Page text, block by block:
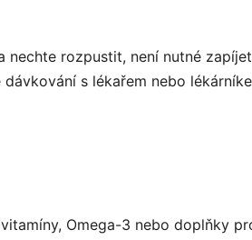
rozpustit, není nutné
s lékařem nebo
Omega-3 nebo doplňky